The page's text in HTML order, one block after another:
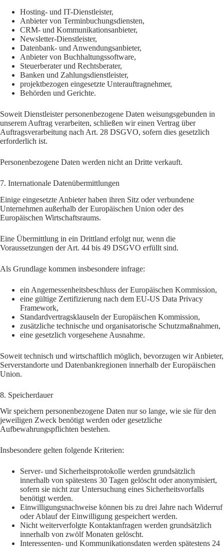
Hosting- und IT-Dienstleister,
Anbieter von Terminbuchungsdiensten,
CRM- und Kommunikationsanbieter,
Newsletter-Dienstleister,
Datenbank- und Anwendungsanbieter,
Anbieter von Buchhaltungssoftware,
Steuerberater und Rechtsberater,
Banken und Zahlungsdienstleister,
projektbezogen eingesetzte Unterauftragnehmer,
Behörden und Gerichte.
Soweit Dienstleister personenbezogene Daten weisungsgebunden in
unserem Auftrag verarbeiten, schließen wir einen Vertrag über
Auftragsverarbeitung nach Art. 28 DSGVO, sofern dies gesetzlich
erforderlich ist.
Personenbezogene Daten werden nicht an Dritte verkauft.
7. Internationale Datenübermittlungen
Einige eingesetzte Anbieter haben ihren Sitz oder verbundene
Unternehmen außerhalb der Europäischen Union oder des
Europäischen Wirtschaftsraums.
Eine Übermittlung in ein Drittland erfolgt nur, wenn die
Voraussetzungen der Art. 44 bis 49 DSGVO erfüllt sind.
Als Grundlage kommen insbesondere infrage:
ein Angemessenheitsbeschluss der Europäischen Kommission,
eine gültige Zertifizierung nach dem EU-US Data Privacy
Framework,
Standardvertragsklauseln der Europäischen Kommission,
zusätzliche technische und organisatorische Schutzmaßnahmen,
eine gesetzlich vorgesehene Ausnahme.
Soweit technisch und wirtschaftlich möglich, bevorzugen wir Anbieter,
Serverstandorte und Datenbankregionen innerhalb der Europäischen
Union.
8. Speicherdauer
Wir speichern personenbezogene Daten nur so lange, wie sie für den
jeweiligen Zweck benötigt werden oder gesetzliche
Aufbewahrungspflichten bestehen.
Insbesondere gelten folgende Kriterien:
Server- und Sicherheitsprotokolle werden grundsätzlich
innerhalb von spätestens 30 Tagen gelöscht oder anonymisiert,
sofern sie nicht zur Untersuchung eines Sicherheitsvorfalls
benötigt werden.
Einwilligungsnachweise können bis zu drei Jahre nach Widerruf
oder Ablauf der Einwilligung gespeichert werden.
Nicht weiterverfolgte Kontaktanfragen werden grundsätzlich
innerhalb von zwölf Monaten gelöscht.
Interessenten- und Kommunikationsdaten werden spätestens 24